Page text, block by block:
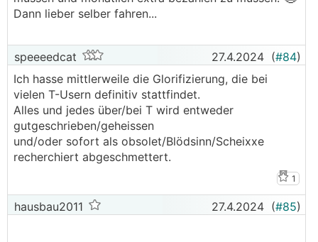
Dann lieber selber fahren...
speeeedcat 27.4.2024 (#84)
Ich hasse mittlerweile die Glorifizierung, die bei
vielen T-Usern definitiv stattfindet.
Alles und jedes über/bei T wird entweder
gutgeschrieben/geheissen
und/oder sofort als obsolet/Blödsinn/Scheixxe
recherchiert abgeschmettert.
1
hausbau2011 27.4.2024 (#85)